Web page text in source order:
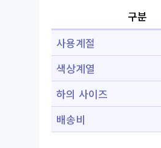
구분
사용계절
색상계열
하의 사이즈
배송비